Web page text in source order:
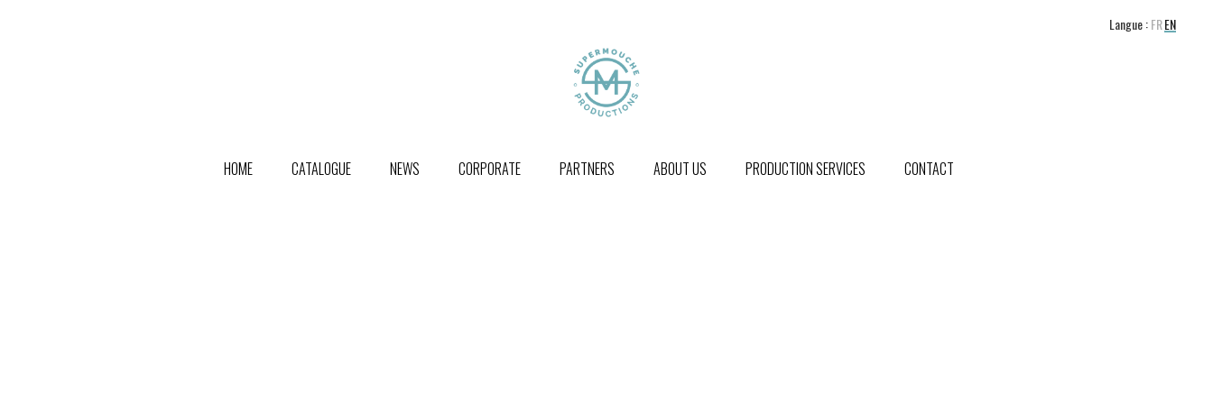
HOME CATALOGUE NEWS CORPORATE PARTNERS ABOUT US PRODUCTION SERVICES CONTACT
Langue :FREN